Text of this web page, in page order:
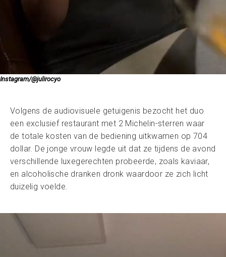
Instagram/@julirocyo
Volgens de audiovisuele getuigenis bezocht het duo
een exclusief restaurant met 2 Michelin-sterren waar
de totale kosten van de bediening uitkwamen op 704
dollar. De jonge vrouw legde uit dat ze tijdens de avond
verschillende luxegerechten probeerde, zoals kaviaar,
en alcoholische dranken dronk waardoor ze zich licht
duizelig voelde.